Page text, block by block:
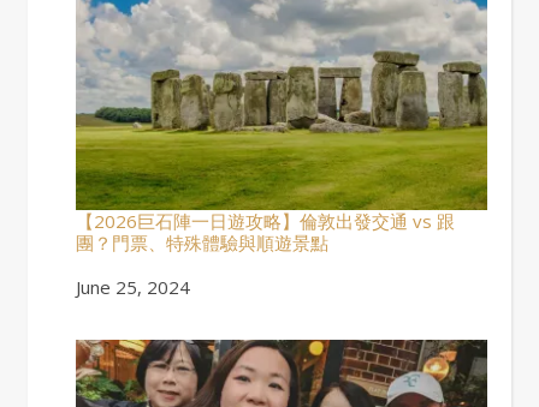
【2026巨石陣一日遊攻略】倫敦出發交通 vs 跟
團？門票、特殊體驗與順遊景點
Date
June 25, 2024